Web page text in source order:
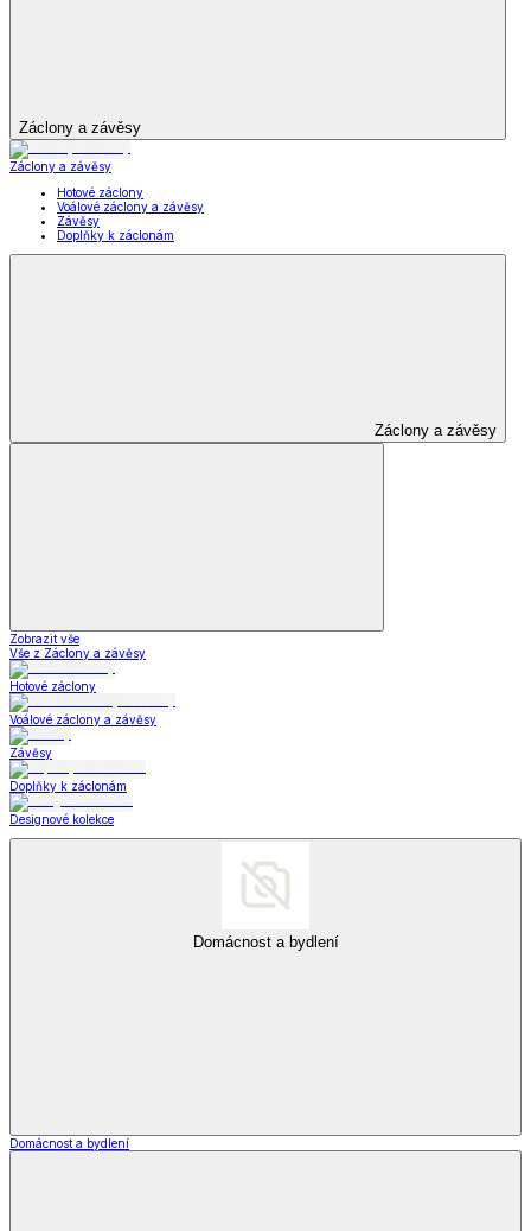
Záclony a závěsy
Záclony a závěsy
Hotové záclony
Voálové záclony a závěsy
Závěsy
Doplňky k záclonám
Záclony a závěsy
Zobrazit vše
Vše z Záclony a závěsy
Hotové záclony
Voálové záclony a závěsy
Závěsy
Doplňky k záclonám
Designové kolekce
Domácnost a bydlení
Domácnost a bydlení